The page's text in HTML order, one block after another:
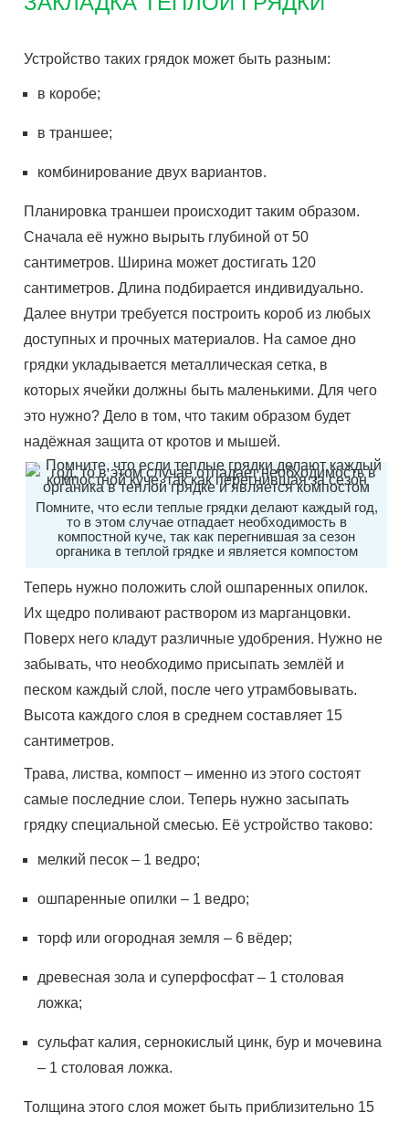
Устройство таких грядок может быть разным:
в коробе;
в траншее;
комбинирование двух вариантов.
Планировка траншеи происходит таким образом.
Сначала её нужно вырыть глубиной от 50
сантиметров. Ширина может достигать 120
сантиметров. Длина подбирается индивидуально.
Далее внутри требуется построить короб из любых
доступных и прочных материалов. На самое дно
грядки укладывается металлическая сетка, в
которых ячейки должны быть маленькими. Для чего
это нужно? Дело в том, что таким образом будет
надёжная защита от кротов и мышей.
Помните, что если теплые грядки делают каждый год,
то в этом случае отпадает необходимость в
компостной куче, так как перегнившая за сезон
органика в теплой грядке и является компостом
Теперь нужно положить слой ошпаренных опилок.
Их щедро поливают раствором из марганцовки.
Поверх него кладут различные удобрения. Нужно не
забывать, что необходимо присыпать землёй и
песком каждый слой, после чего утрамбовывать.
Высота каждого слоя в среднем составляет 15
сантиметров.
Трава, листва, компост – именно из этого состоят
самые последние слои. Теперь нужно засыпать
грядку специальной смесью. Её устройство таково:
мелкий песок – 1 ведро;
ошпаренные опилки – 1 ведро;
торф или огородная земля – 6 вёдер;
древесная зола и суперфосфат – 1 столовая
ложка;
сульфат калия, сернокислый цинк, бур и мочевина
– 1 столовая ложка.
Толщина этого слоя может быть приблизительно 15